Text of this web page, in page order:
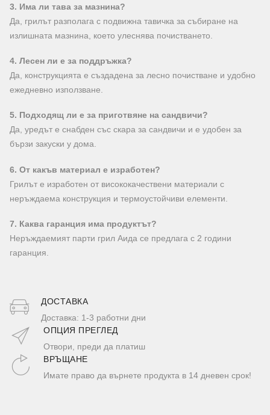
3. Има ли тава за мазнина?
Да, грилът разполага с подвижна тавичка за събиране на
излишната мазнина, което улеснява почистването.
4. Лесен ли е за поддръжка?
Да, конструкцията е създадена за лесно почистване и удобно
ежедневно използване.
5. Подходящ ли е за приготвяне на сандвичи?
Да, уредът е снабден със скара за сандвичи и е удобен за
бързи закуски у дома.
6. От какъв материал е изработен?
Грилът е изработен от висококачествени материали с
неръждаема конструкция и термоустойчиви елементи.
7. Каква гаранция има продуктът?
Неръждаемият парти грил Аида се предлага с 2 години
гаранция.
ДОСТАВКA
Доставка: 1-3 работни дни
ОПЦИЯ ПРЕГЛЕД
Отвори, преди да платиш
ВРЪЩАНЕ
Имате право да върнете продукта в 14 дневен срок!